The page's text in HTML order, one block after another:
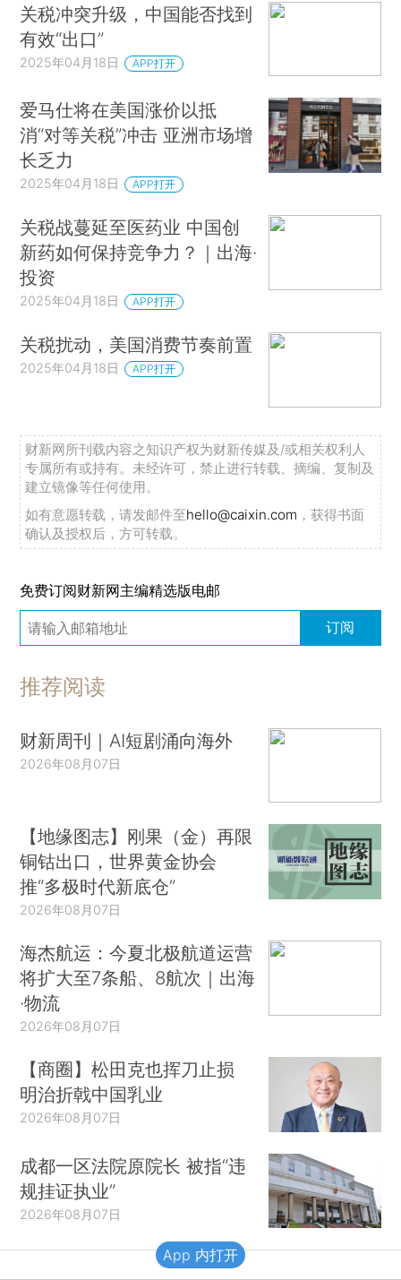
关税冲突升级，中国能否找到
有效“出口”
2025年04月18日 APP打开
爱马仕将在美国涨价以抵
消“对等关税”冲击 亚洲市场增
长乏力
2025年04月18日 APP打开
关税战蔓延至医药业 中国创
新药如何保持竞争力？｜出海·
投资
2025年04月18日 APP打开
关税扰动，美国消费节奏前置
2025年04月18日 APP打开
财新网所刊载内容之知识产权为财新传媒及/或相关权利人
专属所有或持有。未经许可，禁止进行转载、摘编、复制及
建立镜像等任何使用。
如有意愿转载，请发邮件至hello@caixin.com ，获得书面
确认及授权后，方可转载。
免费订阅财新网主编精选版电邮
订阅
推荐阅读
财新周刊｜AI短剧涌向海外
2026年08月07日
【地缘图志】刚果（金）再限
铜钴出口，世界黄金协会
推“多极时代新底仓”
2026年08月07日
海杰航运：今夏北极航道运营
将扩大至7条船、8航次｜出海
·物流
2026年08月07日
【商圈】松田克也挥刀止损
明治折戟中国乳业
2026年08月07日
成都一区法院原院长 被指“违
规挂证执业”
2026年08月07日
App 内打开